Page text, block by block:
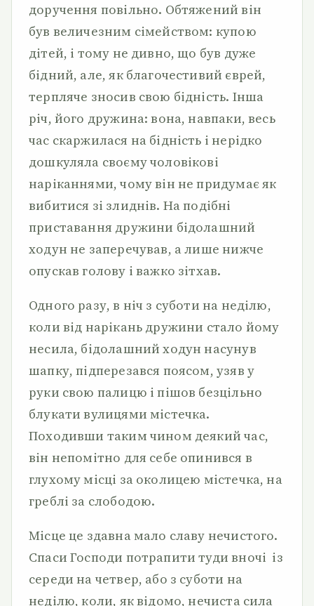
доручення повільно. Обтяжений він
був величезним сімейством: купою
дітей, і тому не дивно, що був дуже
бідний, але, як благочестивий єврей,
терпляче зносив свою бідність. Інша
річ, його дружина: вона, навпаки, весь
час скаржилася на бідність і нерідко
дошкуляла своєму чоловікові
наріканнями, чому він не придумає як
вибитися зі злиднів. На подібні
приставання дружини бідолашний
ходун не заперечував, а лише нижче
опускав голову і важко зітхав.
Одного разу, в ніч з суботи на неділю,
коли від нарікань дружини стало йому
несила, бідолашний ходун насунув
шапку, підперезався поясом, узяв у
руки свою палицю і пішов безцільно
блукати вулицями містечка.
Походивши таким чином деякий час,
він непомітно для себе опинився в
глухому місці за околицею містечка, на
греблі за слободою.
Місце це здавна мало славу нечистого.
Спаси Господи потрапити туди вночі із
середи на четвер, або з суботи на
неділю, коли, як відомо, нечиста сила